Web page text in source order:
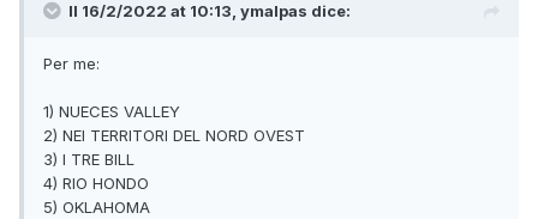
Il 16/2/2022 at 10:13, ymalpas dice:
Per me:
1) NUECES VALLEY
2) NEI TERRITORI DEL NORD OVEST
3) I TRE BILL
4) RIO HONDO
5) OKLAHOMA